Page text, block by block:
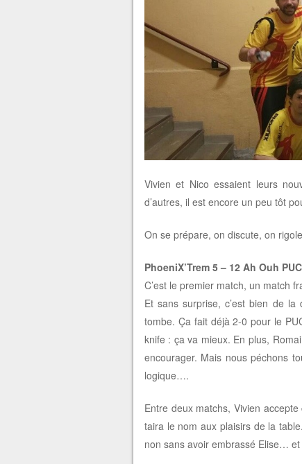
Vivien et Nico essaient leurs
d’autres, il est encore un peu tôt
On se prépare, on discute, on
PhoeniX’Trem 5 – 12 Ah Ouh
C’est le premier match, un match
Et sans surprise, c’est bien de
tombe. Ça fait déjà 2-0 pour le
knife : ça va mieux. En plus,
encourager. Mais nous péchons
logique….
Entre deux matchs, Vivien
taira le nom aux plaisirs de la
non sans avoir embrassé Elise…